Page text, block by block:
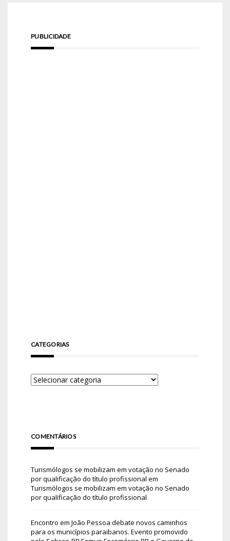
PUBLICIDADE
CATEGORIAS
COMENTÁRIOS
Turismólogos se mobilizam em votação no Senado
por qualificação do título profissional em
Turismólogos se mobilizam em votação no Senado
por qualificação do título profissional
Encontro em João Pessoa debate novos caminhos
para os municípios paraibanos. Evento promovido